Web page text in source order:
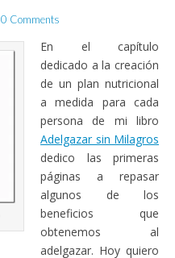
0 Comments
En el capítulo
dedicado a la creación
de un plan nutricional
a medida para cada
persona de mi libro
Adelgazar sin Milagros
dedico las primeras
páginas a repasar
algunos de los
beneficios que
obtenemos al
adelgazar. Hoy quiero